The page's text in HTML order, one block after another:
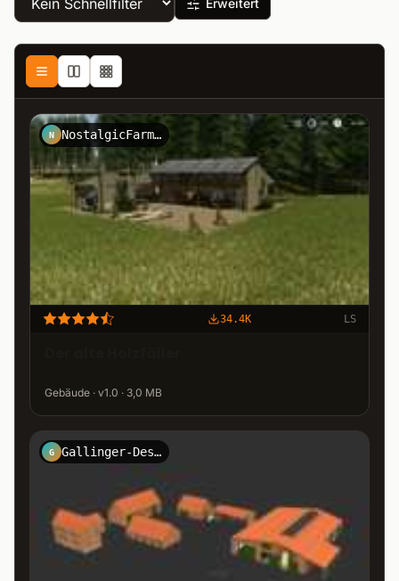
N NostalgicFarmer
34.4K LS
Gebäude · v1.0 · 3,0 MB
G Gallinger-Design